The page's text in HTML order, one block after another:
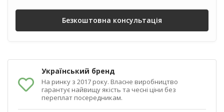
Безкоштовна консультація
Український бренд
На ринку з 2017 року. Власне виробництво
гарантує найвищу якість та чесні ціни без
переплат посередникам.